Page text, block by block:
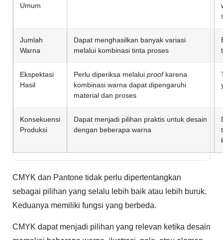
Umum
Jumlah
Warna
Dapat menghasilkan banyak variasi
melalui kombinasi tinta proses
Ekspektasi
Hasil
Perlu diperiksa melalui proofkarena
kombinasi warna dapat dipengaruhi
material dan proses
Konsekuensi
Produksi
Dapat menjadi pilihan praktis untuk desain
dengan beberapa warna
CMYK dan Pantone tidak perlu dipertentangkan
sebagai pilihan yang selalu lebih baik atau lebih buruk.
Keduanya memiliki fungsi yang berbeda.
CMYK dapat menjadi pilihan yang relevan ketika desain